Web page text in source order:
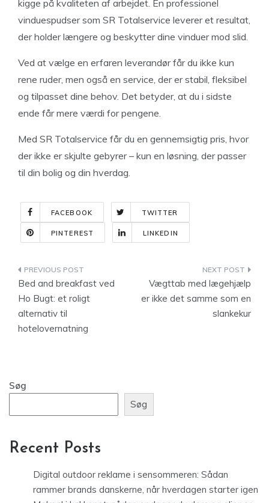
kigge på kvaliteten af arbejdet. En professionel
vinduespudser som SR Totalservice leverer et resultat,
der holder længere og beskytter dine vinduer mod slid.
Ved at vælge en erfaren leverandør får du ikke kun
rene ruder, men også en service, der er stabil, fleksibel
og tilpasset dine behov. Det betyder, at du i sidste
ende får mere værdi for pengene.
Med SR Totalservice får du en gennemsigtig pris, hvor
der ikke er skjulte gebyrer – kun en løsning, der passer
til din bolig og din hverdag.
FACEBOOK TWITTER
PINTEREST LINKEDIN
Indlægsnavigation
Bed and breakfast ved
Ho Bugt: et roligt
alternativ til
hotelovernatning
Vægttab med lægehjælp
er ikke det samme som en
slankekur
Søg
Søg
Recent Posts
Digital outdoor reklame i sensommeren: Sådan
rammer brands danskerne, når hverdagen starter igen